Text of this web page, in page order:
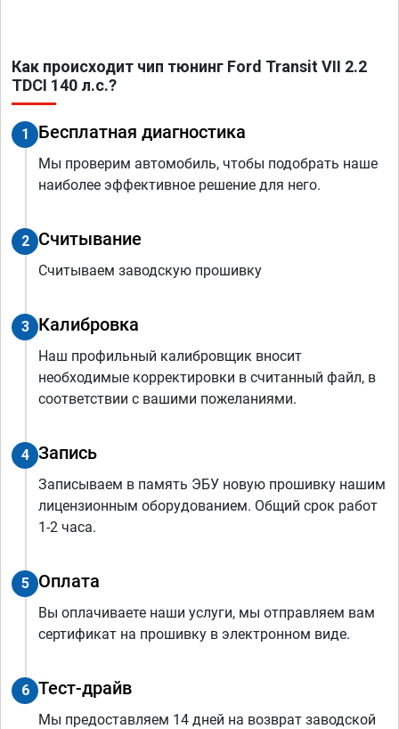
Как происходит чип тюнинг Ford Transit VII 2.2
TDCI 140 л.с.?
1 Бесплатная диагностика
Мы проверим автомобиль, чтобы подобрать наше
наиболее эффективное решение для него.
2 Считывание
Считываем заводскую прошивку
3 Калибровка
Наш профильный калибровщик вносит
необходимые корректировки в считанный файл, в
соответствии с вашими пожеланиями.
4 Запись
Записываем в память ЭБУ новую прошивку нашим
лицензионным оборудованием. Общий срок работ
1-2 часа.
5 Оплата
Вы оплачиваете наши услуги, мы отправляем вам
сертификат на прошивку в электронном виде.
6 Тест-драйв
Мы предоставляем 14 дней на возврат заводской